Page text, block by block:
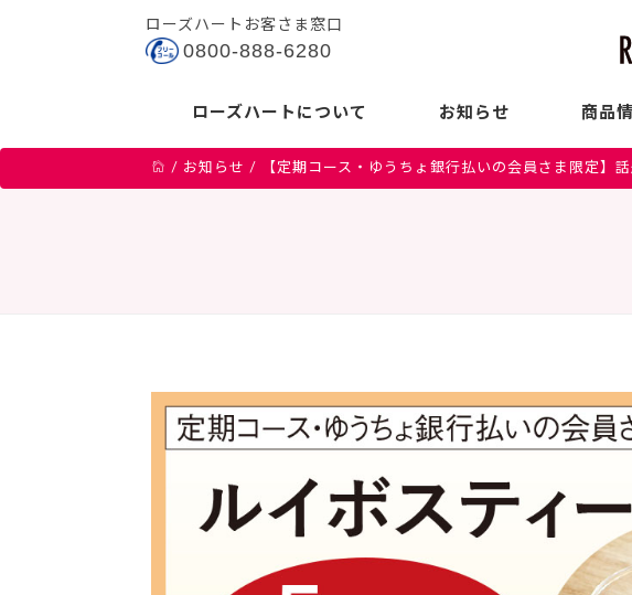
ローズハートについて お知らせ 商品
ローズハートお客さま窓口
0800-888-6280
/ お知らせ / 【定期コース・ゆうちょ銀行払いの会員さま限定】